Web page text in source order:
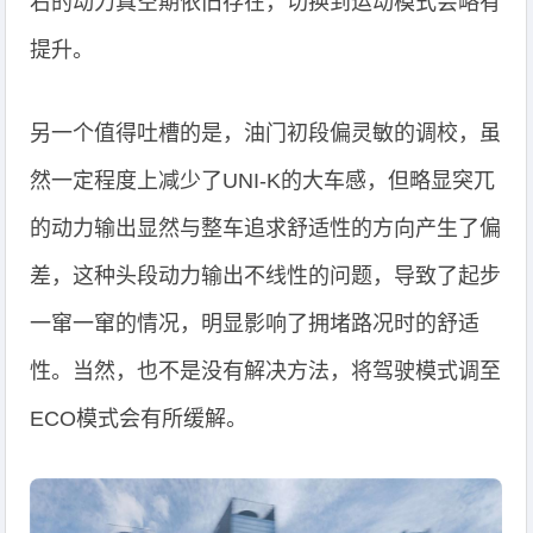
提升。
另一个值得吐槽的是，油门初段偏灵敏的调校，虽
然一定程度上减少了UNI-K的大车感，但略显突兀
的动力输出显然与整车追求舒适性的方向产生了偏
差，这种头段动力输出不线性的问题，导致了起步
一窜一窜的情况，明显影响了拥堵路况时的舒适
性。当然，也不是没有解决方法，将驾驶模式调至
ECO模式会有所缓解。